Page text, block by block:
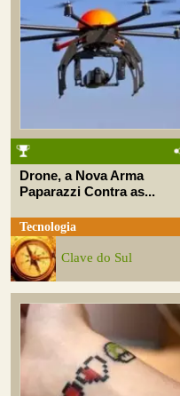
Drone, a Nova Arma
Paparazzi Contra as...
Tecnologia
Clave do Sul